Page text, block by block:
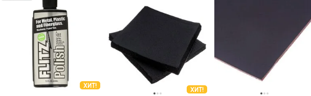
ХИТ!
ХИТ!